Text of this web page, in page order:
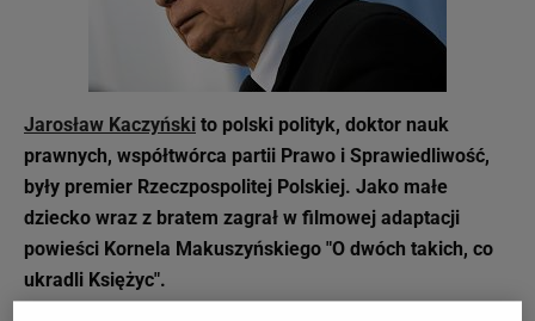
Jarosław Kaczyński to polski polityk, doktor nauk
prawnych, współtwórca partii Prawo i Sprawiedliwość,
były premier Rzeczpospolitej Polskiej. Jako małe
dziecko wraz z bratem zagrał w filmowej adaptacji
powieści Kornela Makuszyńskiego "O dwóch takich, co
ukradli Księżyc".